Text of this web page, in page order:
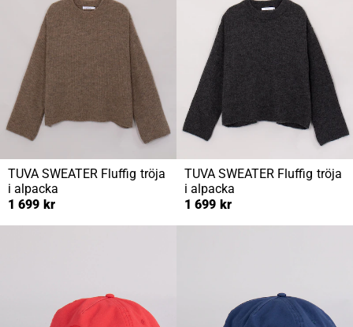
TUVA SWEATER Fluffig tröja
i alpacka
1 699 kr
TUVA SWEATER Fluffig tröja
i alpacka
1 699 kr